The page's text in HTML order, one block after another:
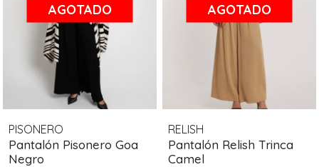
AGOTADO
PISONERO
Pantalón Pisonero Goa
Negro
AGOTADO
RELISH
Pantalón Relish Trinca
Camel